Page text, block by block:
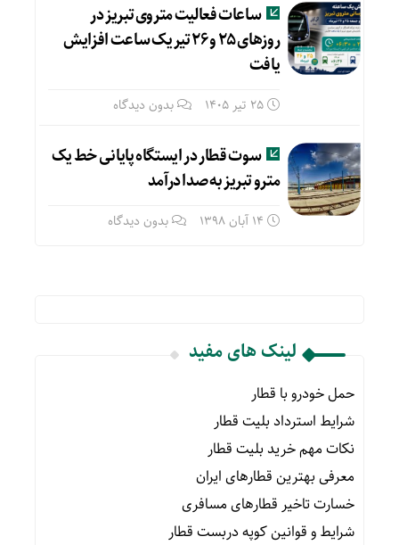
ساعات فعالیت متروی تبریز در
روزهای ۲۵ و ۲۶ تیر یک ساعت افزایش
یافت
25 تیر 1405 بدون دیدگاه
سوت قطار در ایستگاه پایانی خط یک
مترو تبریز به صدا درآمد
14 آبان 1398 بدون دیدگاه
لینک های مفید
حمل خودرو با قطار
شرایط استرداد بلیت قطار
نکات مهم خرید بلیت قطار
معرفی بهترین قطارهای ایران
خسارت تاخیر قطارهای مسافری
شرایط و قوانین کوپه دربست قطار